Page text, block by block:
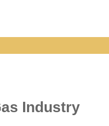
Industry